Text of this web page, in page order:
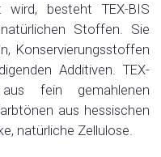
besteht TEX-BIS
Stoffen. Sie
Konservierungsstoffen
Additiven. TEX-
fein gemahlenen
aus hessischen
natürliche Zellulose.